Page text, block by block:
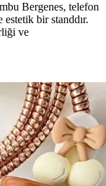
Bergenes, telefon
estetik bir standdır.
ve